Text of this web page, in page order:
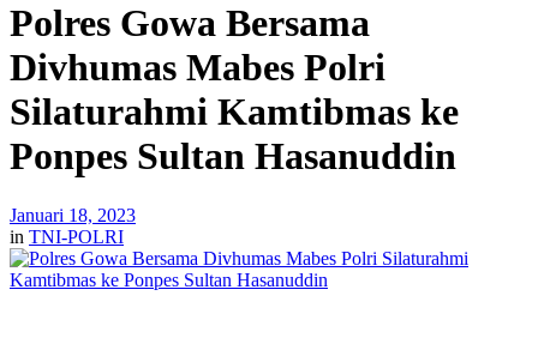
Polres Gowa Bersama
Divhumas Mabes Polri
Silaturahmi Kamtibmas ke
Ponpes Sultan Hasanuddin
Januari 18, 2023
in TNI-POLRI